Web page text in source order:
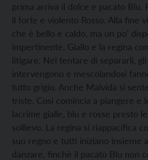
prima arriva il dolce e pacato Blu.
il forte e violento Rosso. Alla fine
che è bello e caldo, ma un po'
impertinente. Giallo e la regina
litigare. Nel tentare di separarli,
intervengono e mescolandosi
tutto grigio. Anche Malvida si
triste. Così comincia a piangere e
lacrime gialle, blu e rosse presto
sollievo. La regina si riappacifica
suo regno e tutti iniziano insieme
danzare, finchè il pacato Blu non